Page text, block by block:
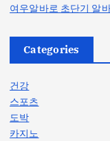
여우알바로 초단기 알
Categories
건강
스포츠
도박
카지노